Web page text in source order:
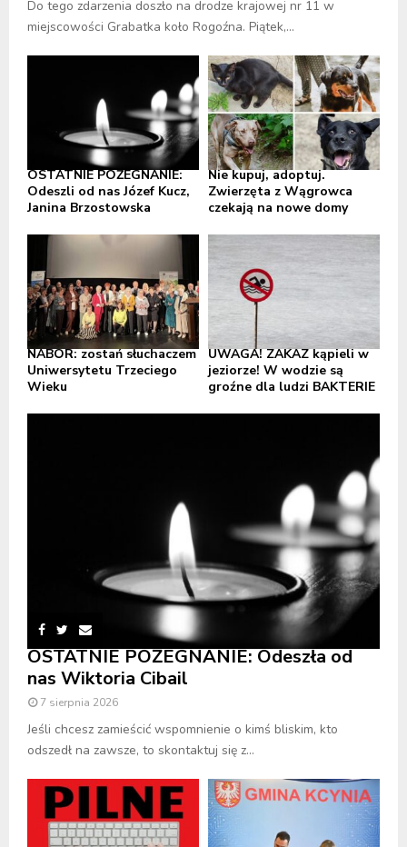
Do tego zdarzenia doszło na drodze krajowej nr 11 w
miejscowości Grabatka koło Rogoźna. Piątek,...
OSTATNIE POŻEGNANIE:
Odeszli od nas Józef Kucz,
Janina Brzostowska
Nie kupuj, adoptuj.
Zwierzęta z Wągrowca
czekają na nowe domy
NABÓR: zostań słuchaczem
Uniwersytetu Trzeciego
Wieku
UWAGA! ZAKAZ kąpieli w
jeziorze! W wodzie są
groźne dla ludzi BAKTERIE
OSTATNIE POŻEGNANIE: Odeszła od
nas Wiktoria Cibail
7 sierpnia 2026
Jeśli chcesz zamieścić wspomnienie o kimś bliskim, kto
odszedł na zawsze, to skontaktuj się z...